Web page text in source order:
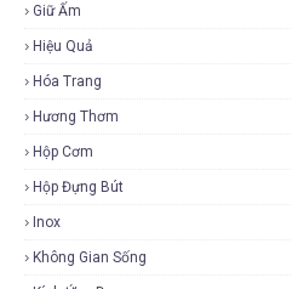
Giữ Ấm
Hiệu Quả
Hóa Trang
Hương Thơm
Hộp Cơm
Hộp Đựng Bút
Inox
Không Gian Sống